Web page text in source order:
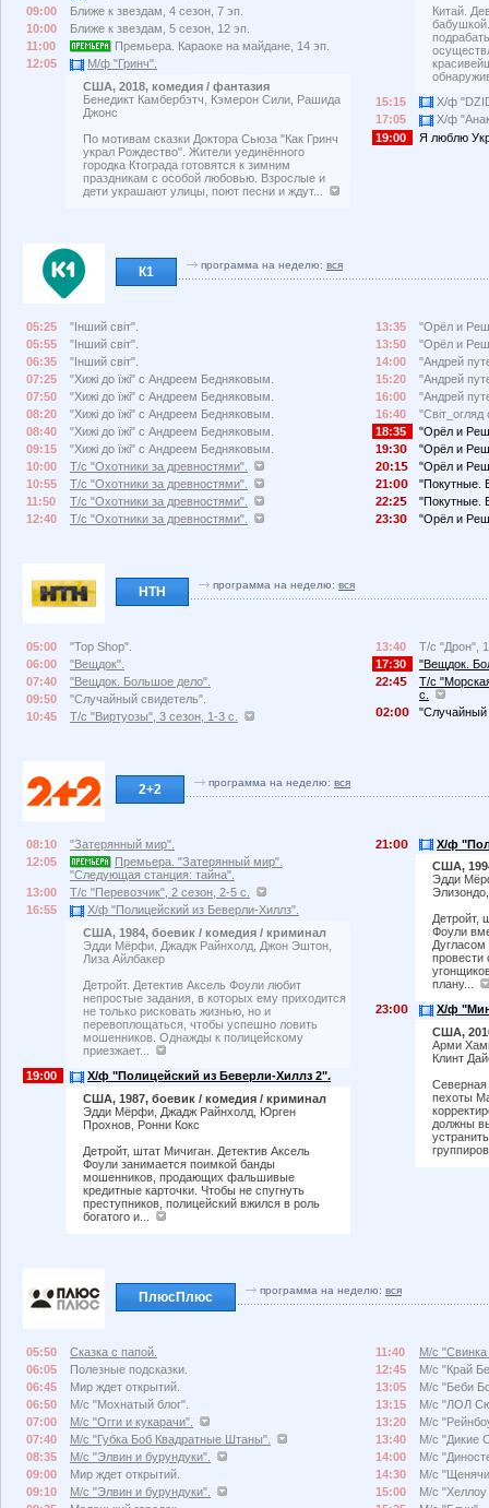
09:00
Ближе к звездам, 4 сезон, 7 эп.
10:00
Ближе к звездам, 5 сезон, 12 эп.
11:00
Премьера. Караоке на майдане, 14 эп.
12:05
М/ф "Гринч".
США, 2018, комедия / фантазия
Бенедикт Камбербэтч, Кэмерон Сили, Рашида
Джонс
По мотивам сказки Доктора Сьюза "Как Гринч
украл Рождество". Жители уединённого
городка Ктограда готовятся к зимним
праздникам с особой любовью. Взрослые и
дети украшают улицы, поют песни и ждут...
Китай.
15:15
Х/ф
17:05
Х/ф
19:00
Я люблю
К1 программа на неделю: вся
05:25
"Інший світ".
05:55
"Інший світ".
06:35
"Інший світ".
07:25
"Хижі до їжі" с Андреем Бедняковым.
07:50
"Хижі до їжі" с Андреем Бедняковым.
08:20
"Хижі до їжі" с Андреем Бедняковым.
08:40
"Хижі до їжі" с Андреем Бедняковым.
09:15
"Хижі до їжі" с Андреем Бедняковым.
10:00
Т/с "Охотники за древностями".
10:55
Т/с "Охотники за древностями".
11:50
Т/с "Охотники за древностями".
12:40
Т/с "Охотники за древностями".
13:35
"Орёл и
13:50
"Орёл и
14:00
"Андрей
15:20
"Андрей
16:00
"Андрей
16:40
18:35
"Орёл и
19:3
"Орёл и
2
:1
"Орёл и
21:
"Покутные.
22:2
"Покутные.
23:3
"Орёл и
НТН программа на неделю: вся
05:00
"Top Shop".
06:00
"Вещдок".
07:40
"Вещдок. Большое дело".
09:50
"Случайный свидетель".
10:45
Т/с "Виртуозы", 3 сезон, 1-3 с.
13:40
Т/с "Дрон",
17:30
"Вещдок.
22:4
Т/с
с.
2:
"Случайный
2+2 программа на неделю: вся
08:10
"Затерянный мир".
12:05
Премьера. "Затерянный мир".
"Следующая станция: тайна".
13:00
Т/с "Перевозчик", 2 сезон, 2-5 с.
16:55
Х/ф "Полицейский из Беверли-Хиллз".
США, 1984, боевик / комедия / криминал
Эдди Мёрфи, Джадж Райнхолд, Джон Эштон,
Лиза Айлбакер
Детройт. Детектив Аксель Фоули любит
непростые задания, в которых ему приходится
не только рисковать жизнью, но и
перевоплощаться, чтобы успешно ловить
мошенников. Однажды к полицейскому
приезжает...
19:00
Х/ф "Полицейский из Беверли-Хиллз 2".
США, 1987, боевик / комедия / криминал
Эдди Мёрфи, Джадж Райнхолд, Юрген
Прохнов, Ронни Кокс
Детройт, штат Мичиган. Детектив Аксель
Фоули занимается поимкой банды
мошенников, продающих фальшивые
кредитные карточки. Чтобы не спугнуть
преступников, полицейский вжился в роль
богатого и...
21:
Х/ф
США,
Эдди
Детройт,
Фоули
провести
плану...
23:
Х/ф
США,
Арми
Клинт
пехоты
должны
ПлюсПлюс программа на неделю: вся
05:50
Сказка с папой.
06:05
Полезные подсказки.
06:45
Мир ждет открытий.
06:50
М/с "Мохнатый блог".
07:00
М/с "Огги и кукарачи".
07:40
М/с "Губка Боб Квадратные Штаны".
08:35
М/с "Элвин и бурундуки".
09:00
Мир ждет открытий.
09:10
М/с "Элвин и бурундуки".
11:40
М/с
12:45
М/с "Край
13:05
М/с "Беби
13:15
М/с "ЛОЛ
13:20
М/с
13:40
М/с "Дикие
14:00
М/с
14:30
М/с
15:00
М/с "Хеллоу